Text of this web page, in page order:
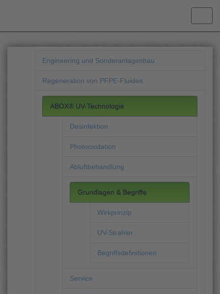
Engineering und Sonderanlagenbau
Regeneration von PFPE-Fluiden
ABOX® UV-Technologie
Desinfektion
Photooxidation
Abluftbehandlung
Grundlagen & Begriffe
Wirkprinzip
UV-Strahler
Begriffsdefinitionen
Service